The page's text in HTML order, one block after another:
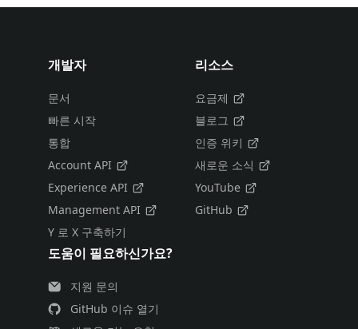
개발자
문서
빠른 시작
통합
Account API
Experience API
Management API
Y 로 X 구축하기
리소스
요금제
블로그
인증 위키
새로운 소식
YouTube
GitHub
도움이 필요하신가요?
지원 문의
GitHub 이슈 열기